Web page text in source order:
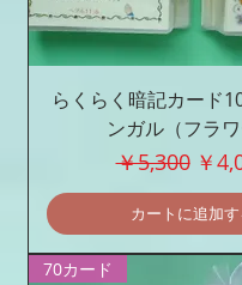
らくらく暗記カード
ンガル（フラワ
通常価格
￥5,300 セー
￥
カートに追加
70カード